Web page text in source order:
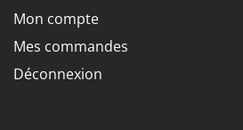
R
R.G.V.
Rato
Mon compte
Mes commandes
Déconnexion